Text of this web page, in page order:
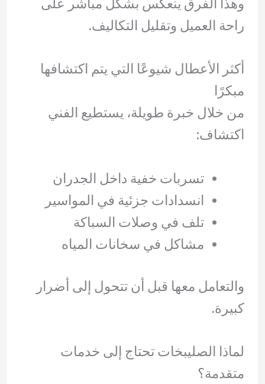
وهذا الفرق ينعكس بشكل مباشر على
راحة العميل وتقليل التكاليف.
أكثر الأعطال شيوعًا التي يتم اكتشافها
مبكرًا
من خلال خبرة طويلة، يستطيع الفني
اكتشاف:
تسربات خفية داخل الجدران
انسدادات جزئية في المواسير
تلف في وصلات السباكة
مشاكل في سخانات المياه
والتعامل معها قبل أن تتحول إلى أضرار
كبيرة.
لماذا الصليبخات تحتاج إلى خدمات
متقدمة؟